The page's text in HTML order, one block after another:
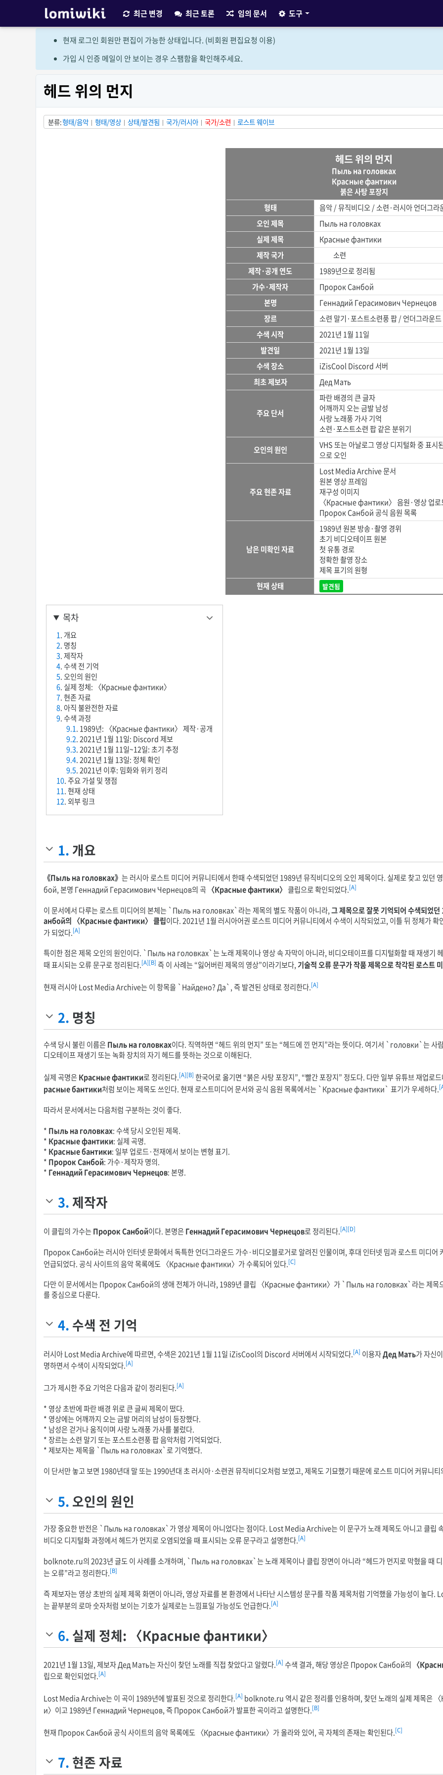
최근 변경 최근 토론 임의 문서 도구
현재 로그인 회원만 편집이 가능한 상태입니다. (비회원 편집요청 이용)
가입 시 인증 메일이 안 보이는 경우 스팸함을 확인해주세요.
헤드 위의 먼지
분류 형태/음악 형태/영상 상태/발견됨 국가/러시아 국가/소련 로스트 웨이브
헤드 위의 먼지
Пыль на головках
Красные фантики
붉은 사탕 포장지
형태
음악 / 뮤직비디오 / 소련·러시아 언더그라
오인 제목
Пыль на головках
실제 제목
Красные фантики
제작 국가
소련
제작·공개 연도
1989년으로 정리됨
가수·제작자
Пророк Санбой
본명
Геннадий Герасимович Чернецов
장르
소련 말기·포스트소련풍 팝 / 언더그라운
수색 시작
2021년 1월 11일
발견일
2021년 1월 13일
수색 장소
iZisCool Discord 서버
최초 제보자
Дед Мать
주요 단서
파란 배경의 큰 글자
어깨까지 오는 금발 남성
사랑 노래풍 가사 기억
소련·포스트소련 팝 같은 분위기
오인의 원인
VHS 또는 아날로그 영상 디지털화 중 표시
으로 오인
주요 현존 자료
Lost Media Archive 문서
원본 영상 프레임
재구성 이미지
〈Красные фантики〉 음원·영상 업로
Пророк Санбой 공식 음원 목록
남은 미확인 자료
1989년 원본 방송·촬영 경위
초기 비디오테이프 원본
첫 유통 경로
정확한 촬영 장소
제목 표기의 원형
현재 상태
발견됨
목차
1. 개요
2. 명칭
3. 제작자
4. 수색 전 기억
5. 오인의 원인
6. 실제 정체: 〈Красные фантики〉
7. 현존 자료
8. 아직 불완전한 자료
9. 수색 과정
9.1. 1989년: 〈Красные фантики〉 제작·공개
9.2. 2021년 1월 11일: Discord 제보
9.3. 2021년 1월 11일~12일: 초기 추정
9.4. 2021년 1월 13일: 정체 확인
9.5. 2021년 이후: 밈화와 위키 정리
10. 주요 가설 및 쟁점
11. 현재 상태
12. 외부 링크
1. 개요
《Пыль на головках》 는 러시아 로스트 미디어 커뮤니티에서 한때 수색되었던 1989년 뮤직비디오의 오인 제목이다. 실제로 찾고 있
бой, 본명 Геннадий Герасимович Чернецов의 곡 〈Красные фантики〉 클립으로 확인되었다.[A]
이 문서에서 다루는 로스트 미디어의 본체는 `Пыль на головках`라는 제목의 별도 작품이 아니라,그 제목으로 잘못 기억되어 수색되었
анбой의 〈Красные фантики〉 클립이다. 2021년 1월 러시아어권 로스트 미디어 커뮤니티에서 수색이 시작되었고, 이틀 뒤 정체가 확
가 되었다.[A]
특이한 점은 제목 오인의 원인이다. `Пыль на головках`는 노래 제목이나 영상 속 자막이 아니라, 비디오테이프를 디지털화할 때 재생기
때 표시되는 오류 문구로 정리된다.[A][B] 즉 이 사례는 “잃어버린 제목의 영상”이라기보다, 기술적 오류 문구가 작품 제목으로 착각된 로스트
현재 러시아 Lost Media Archive는 이 항목을 `Найдено? Да`, 즉 발견된 상태로 정리한다.[A]
2. 명칭
수색 당시 불린 이름은Пыль на головках이다. 직역하면 “헤드 위의 먼지” 또는 “헤드에 낀 먼지”라는 뜻이다. 여기서 `головки`는 사
디오테이프 재생기 또는 녹화 장치의 자기 헤드를 뜻하는 것으로 이해된다.
실제 곡명은Красные фантики로 정리된다.[A][B] 한국어로 옮기면 “붉은 사탕 포장지”, “빨간 포장지” 정도다. 다만 일부 유튜브 재업로
расные бантики처럼 보이는 제목도 쓰인다. 현재 로스트미디어 문서와 공식 음원 목록에서는 `Красные фантики` 표기가 우세하다.
따라서 문서에서는 다음처럼 구분하는 것이 좋다.
* Пыль на головках: 수색 당시 오인된 제목.
* Красные фантики: 실제 곡명.
* Красные бантики: 일부 업로드·전재에서 보이는 변형 표기.
* Пророк Санбой: 가수·제작자 명의.
* Геннадий Герасимович Чернецов: 본명.
3.제작자
이 클립의 가수는Пророк Санбой이다. 본명은Геннадий Герасимович Чернецов로 정리된다.[A][D]
Пророк Санбой는 러시아 인터넷 문화에서 독특한 언더그라운드 가수·비디오블로거로 알려진 인물이며, 후대 인터넷 밈과 로스트 미디어
언급되었다. 공식 사이트의 음악 목록에도 〈Красные фантики〉가 수록되어 있다.[C]
다만 이 문서에서는 Пророк Санбой의 생애 전체가 아니라, 1989년 클립 〈Красные фантики〉가 `Пыль на головках`라는 제목
를 중심으로 다룬다.
4. 수색 전 기억
러시아 Lost Media Archive에 따르면, 수색은 2021년 1월 11일 iZisCool의 Discord 서버에서 시작되었다.[A] 이용자Дед Мать가 자신
명하면서 수색이 시작되었다.[A]
그가 제시한 주요 기억은 다음과 같이 정리된다.[A]
* 영상 초반에 파란 배경 위로 큰 글씨 제목이 떴다.
* 영상에는 어깨까지 오는 금발 머리의 남성이 등장했다.
* 남성은 걷거나 움직이며 사랑 노래풍 가사를 불렀다.
* 장르는 소련 말기 또는 포스트소련풍 팝 음악처럼 기억되었다.
* 제보자는 제목을 `Пыль на головках`로 기억했다.
이 단서만 놓고 보면 1980년대 말 또는 1990년대 초 러시아·소련권 뮤직비디오처럼 보였고, 제목도 기묘했기 때문에 로스트 미디어 커뮤니티
5. 오인의 원인
가장 중요한 반전은 `Пыль на головках`가 영상 제목이 아니었다는 점이다. Lost Media Archive는 이 문구가 노래 제목도 아니고 클립
비디오 디지털화 과정에서 헤드가 먼지로 오염되었을 때 표시되는 오류 문구라고 설명한다.[A]
bolknote.ru의 2023년 글도 이 사례를 소개하며, `Пыль на головках`는 노래 제목이나 클립 장면이 아니라 “헤드가 먼지로 막혔을 때
는 오류”라고 정리한다.[B]
즉 제보자는 영상 초반의 실제 제목 화면이 아니라, 영상 자료를 본 환경에서 나타난 시스템성 문구를 작품 제목처럼 기억했을 가능성이 높
는 끝부분의 로마 숫자처럼 보이는 기호가 실제로는 느낌표일 가능성도 언급한다.[A]
6. 실제 정체: 〈Красные фантики〉
2021년 1월 13일, 제보자 Дед Мать는 자신이 찾던 노래를 직접 찾았다고 알렸다.[A] 수색 결과, 해당 영상은 Пророк Санбой의 〈
립으로 확인되었다.[A]
Lost Media Archive는 이 곡이 1989년에 발표된 것으로 정리한다.[A] bolknote.ru 역시 같은 정리를 인용하며, 찾던 노래의 실제 제목은
и〉이고 1989년 Геннадий Чернецов, 즉 Пророк Санбой가 발표한 곡이라고 설명한다.[B]
현재 Пророк Санбой 공식 사이트의 음악 목록에도 〈Красные фантики〉가 올라와 있어, 곡 자체의 존재는 확인된다.[C]
7. 현존 자료